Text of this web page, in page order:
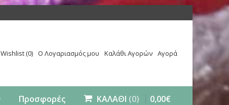
Wishlist (0) Ο Λογαριασμός μου Καλάθι Αγορών Αγορά
Προσφορές ΚΑΛΑΘΙ (0) 0,00€